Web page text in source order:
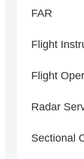
FAR
Flight
Flight
Radar
Sectional